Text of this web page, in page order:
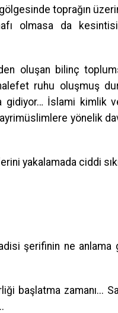
toprağın
olmasa da
oluşan bilinç
ruhu oluşmuş
İslami kimlik
yönelik
yakalamada ciddi
şerifinin ne anlama
başlatma zamanı...